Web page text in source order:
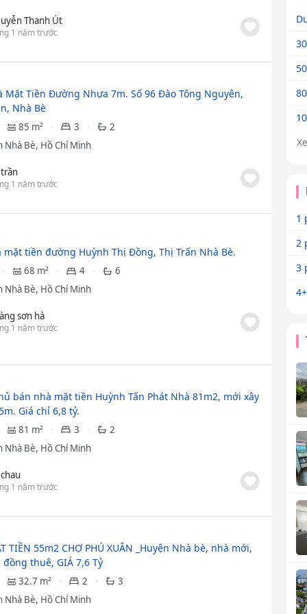
Thanh Út
1 năm trước
Mặt Tiền Đường Nhựa 7m. Số 96 Đào Tông Nguyên,
Nhà Bè
85 m² 3
2
Nhà Bè, Hồ Chí Minh
1 năm trước
mặt tiền đường Huỳnh Thị Đồng, Thị Trấn Nhà Bè.
68 m² 4
6
Nhà Bè, Hồ Chí Minh
sơn hà
1 năm trước
bán nhà mặt tiền Huỳnh Tấn Phát Nhà 81m2, mới xây
Giá chỉ 6,8 tỷ.
81 m² 3
2
Nhà Bè, Hồ Chí Minh
1 năm trước
TIỀN 55m2 CHỢ PHÚ XUÂN _Huyện Nhà bè, nhà mới,
thuê, GIÁ 7,6 Tỷ
32.7 m² 2
3
Nhà Bè, Hồ Chí Minh
1
2
3